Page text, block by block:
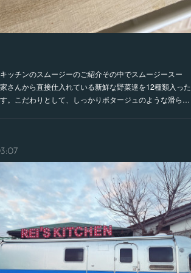
ッチンのスムージーのご紹介その中でスムージースー
さんから直接仕入れている新鮮な野菜達を12種類入った
。こだわりとして、しっかりポタージュのような滑ら…